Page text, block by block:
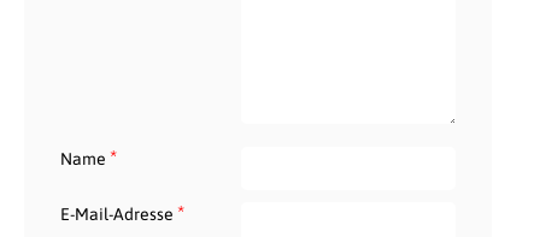
Name *
E-Mail-Adresse *